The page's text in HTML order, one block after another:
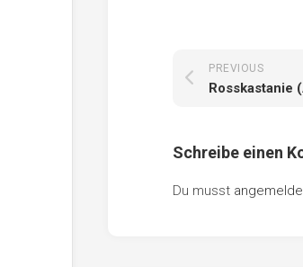
PREVIOUS
Rosskastanie
Schreibe einen
Du musst